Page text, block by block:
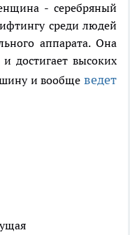
- серебряный
среди людей
аппарата. Она
достигает высоких
и вообще ведет